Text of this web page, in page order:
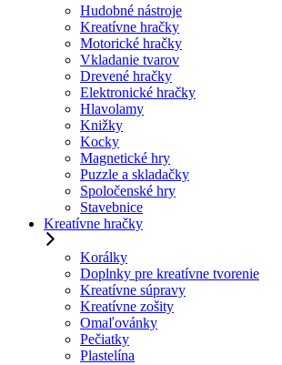
Hudobné nástroje
Kreatívne hračky
Motorické hračky
Vkladanie tvarov
Drevené hračky
Elektronické hračky
Hlavolamy
Knižky
Kocky
Magnetické hry
Puzzle a skladačky
Spoločenské hry
Stavebnice
Kreatívne hračky
Korálky
Doplnky pre kreatívne tvorenie
Kreatívne súpravy
Kreatívne zošity
Omaľovánky
Pečiatky
Plastelína